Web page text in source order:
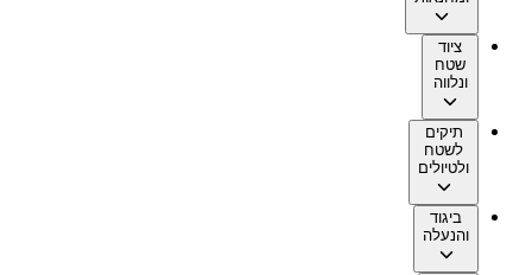
ציוד
שטח
ונלווה
תיקים
לשטח
ולטיולים
ביגוד
והנעלה